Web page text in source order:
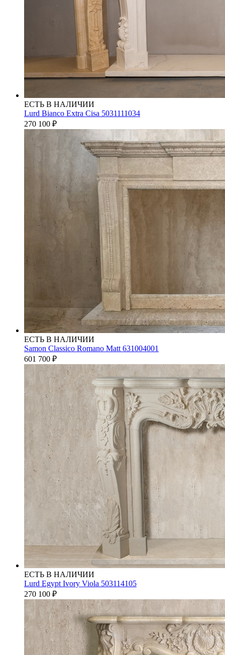
ЕСТЬ В НАЛИЧИИ
Lurd Bianco Extra Cisa 5031111034
270 100 ₽
ЕСТЬ В НАЛИЧИИ
Samon Classico Romano Matt 631004001
601 700 ₽
ЕСТЬ В НАЛИЧИИ
Lurd Egypt Ivory Viola 503114105
270 100 ₽